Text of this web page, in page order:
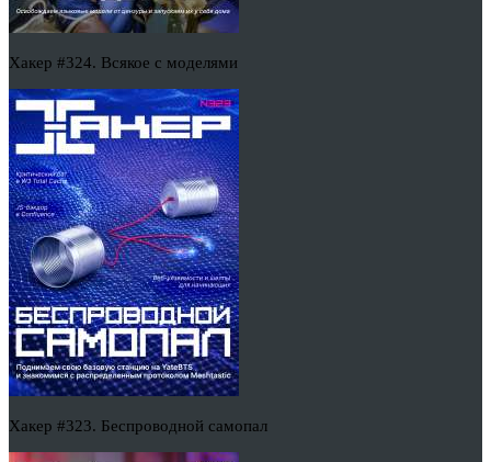
Хакер #324. Всякое с моделями
Хакер #323. Беспроводной самопал